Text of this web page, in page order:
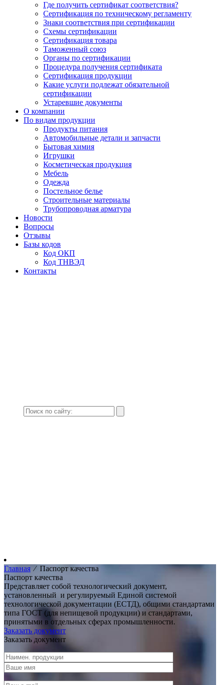
Где получить сертификат соответствия?
Сертификация по техническому регламенту
Знаки соответствия при сертификации
Схемы сертификации
Сертификация товара
Таможенный союз
Органы по сертификации
Процедура получения сертификата
Сертификация продукции
Какие услуги подлежат обязательной
сертификации
Устаревшие документы
О компании
По видам продукции
Продукты питания
Автомобильные детали и запчасти
Бытовая химия
Игрушки
Косметическая продукция
Мебель
Одежда
Постельное белье
Строительные материалы
Трубопроводная арматура
Новости
Вопросы
Отзывы
Базы кодов
Код ОКП
Код ТНВЭД
Контакты
Главная ⁄ Паспорт качества
Паспорт качества
Представляет собой технологический документ,
установленный и регулируемый Единой системой
технологической документации (ЕСТД), общими стандартами
типа ГОСТ (для непищевой продукции) и стандартами,
принятыми в отдельных сферах промышленности.
Заказать документ
Заказать документ